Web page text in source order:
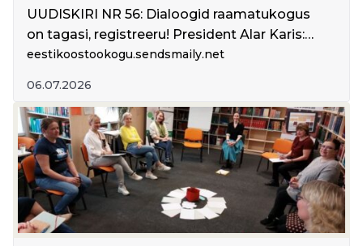
UUDISKIRI NR 56: Dialoogid raamatukogus
on tagasi, registreeru! President Alar Karis:
Kas me oskame rääkimise kõrval ka
Rahvaalgatus.ee maikuu rekordid. Suvekotti
lugemist jpm.
eestikoostookogu.sendsmaily.net
06.07.2026